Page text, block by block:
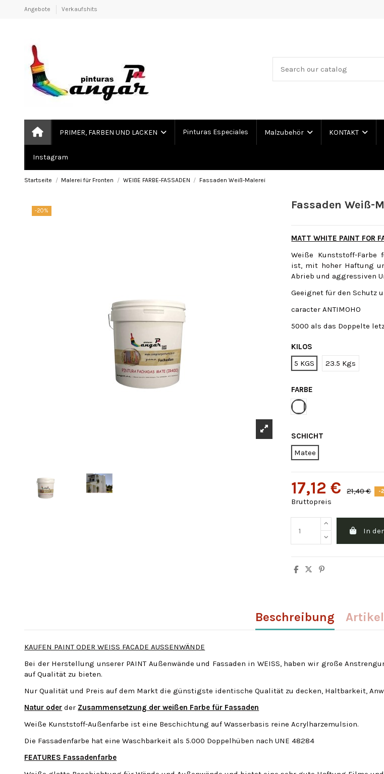
Angebote Verkaufshits
PRIMER, FARBEN UND LACKEN Pinturas Especiales Malzubehör KONTAKT
Instagram
Startseite Malerei für Fronten WEIßE FARBE-FASSADEN Fassaden Weiß-Malerei
-20% Fassaden Weiß-
MATT WHITE PAINT FOR
Weiße Kunststoff-Farbe
ist, mit hoher Haftung
Abrieb und aggressiven
Geeignet für den Schutz
caracter ANTIMOHO
5000 als das Doppelte
KILOS
5 KGS
23.5 Kgs
FARBE
Weiße
SCHICHT
Matee
17,12 € 21,40 € -
Bruttopreis
In
Beschreibung
KAUFEN PAINT ODER WEISS FACADE AUSSENWÄNDE
Bei der Herstellung unserer PAINT Außenwände und Fassaden in WEISS, haben wir große
auf Qualität zu bieten.
Nur Qualität und Preis auf dem Markt die günstigste identische Qualität zu decken, Haltbarkeit,
Natur oder der Zusammensetzung der weißen Farbe für Fassaden
Weiße Kunststoff-Außenfarbe ist eine Beschichtung auf Wasserbasis reine Acrylharzemulsion.
Die Fassadenfarbe hat eine Waschbarkeit als 5.000 Doppelhüben nach UNE 48284
FEATURES Fassadenfarbe